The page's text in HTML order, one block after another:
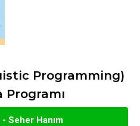
Programming)
Seher Hanım